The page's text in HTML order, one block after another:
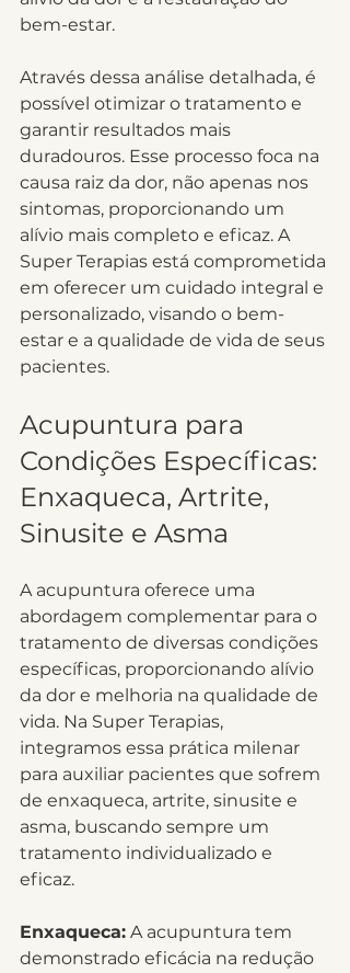
bem-estar.
Através dessa análise detalhada, é
possível otimizar o tratamento e
garantir resultados mais
duradouros. Esse processo foca na
causa raiz da dor, não apenas nos
sintomas, proporcionando um
alívio mais completo e eficaz. A
Super Terapias está comprometida
em oferecer um cuidado integral e
personalizado, visando o bem-
estar e a qualidade de vida de seus
pacientes.
Acupuntura para
Condições Específicas:
Enxaqueca, Artrite,
Sinusite e Asma
A acupuntura oferece uma
abordagem complementar para o
tratamento de diversas condições
específicas, proporcionando alívio
da dor e melhoria na qualidade de
vida. Na Super Terapias,
integramos essa prática milenar
para auxiliar pacientes que sofrem
de enxaqueca, artrite, sinusite e
asma, buscando sempre um
tratamento individualizado e
eficaz.
Enxaqueca: A acupuntura tem
demonstrado eficácia na redução